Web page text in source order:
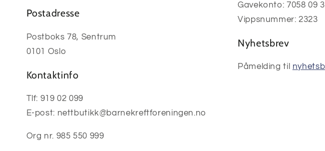
Postadresse
Postboks 78, Sentrum
0101 Oslo
Kontaktinfo
Tlf: 919 02 099
E-post: nettbutikk@barnekreftforeningen.no
Org nr. 985 550 999
Gavekonto: 7058 09
Vippsnummer: 2323
Nyhetsbrev
Påmelding til